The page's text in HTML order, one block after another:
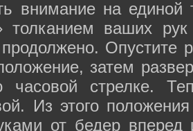
внимание на единой
толканием ваших
Опустите
затем
часовой стрелке.
Из этого
от бедер вперед